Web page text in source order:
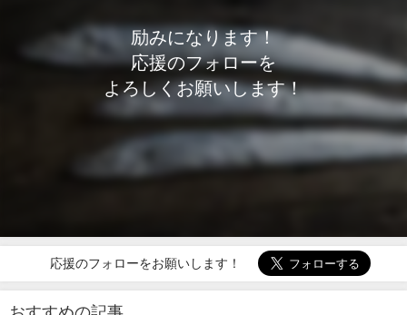
励みになります！
応援のフォローを
よろしくお願いします！
応援のフォローをお願いします！